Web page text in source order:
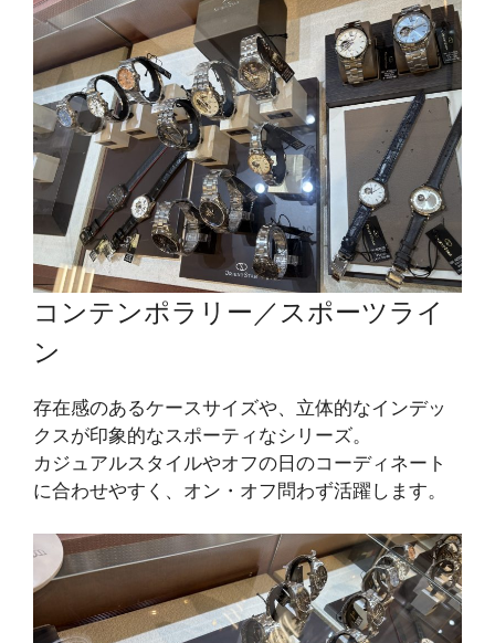
コンテンポラリー／スポーツライ
ン
存在感のあるケースサイズや、立体的なインデッ
クスが印象的なスポーティなシリーズ。
カジュアルスタイルやオフの日のコーディネート
に合わせやすく、オン・オフ問わず活躍します。